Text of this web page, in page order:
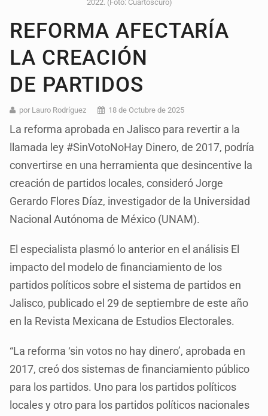
2022. (Foto: Cuartoscuro)
REFORMA AFECTARÍA
LA CREACIÓN
DE PARTIDOS
por Lauro Rodríguez 18 de Octubre de 2025
La reforma aprobada en Jalisco para revertir a la
llamada ley #SinVotoNoHay Dinero, de 2017, podría
convertirse en una herramienta que desincentive la
creación de partidos locales, consideró Jorge
Gerardo Flores Díaz, investigador de la Universidad
Nacional Autónoma de México (UNAM).
El especialista plasmó lo anterior en el análisis El
impacto del modelo de financiamiento de los
partidos políticos sobre el sistema de partidos en
Jalisco, publicado el 29 de septiembre de este año
en la Revista Mexicana de Estudios Electorales.
“La reforma ‘sin votos no hay dinero’, aprobada en
2017, creó dos sistemas de financiamiento público
para los partidos. Uno para los partidos políticos
locales y otro para los partidos políticos nacionales